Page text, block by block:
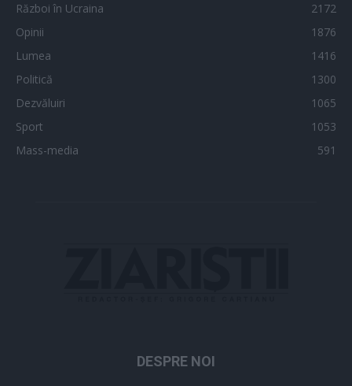
Război în Ucraina
2172
Opinii
1876
Lumea
1416
Politică
1300
Dezvăluiri
1065
Sport
1053
Mass-media
591
DESPRE NOI